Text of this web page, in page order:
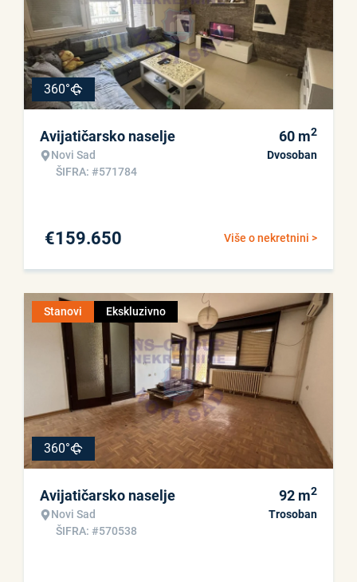
360°
Avijatičarsko naselje
Novi Sad
ŠIFRA: #571784
60 m2
Dvosoban
Više o nekretnini >
€159.650
Stanovi Ekskluzivno
360°
Avijatičarsko naselje
Novi Sad
ŠIFRA: #570538
92 m2
Trosoban